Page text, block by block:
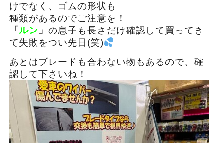
けでなく、ゴムの形状も
種類があるのでご注意を！
「ルン 」 の息子も長さだけ確認して買ってき
て失敗をつい先日(笑)
あとはブレードも合わない物もあるので、確
認して下さいね！